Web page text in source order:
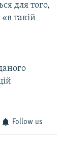
для того,
такій
Follow us